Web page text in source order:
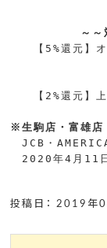
～～対象
【5%還元】オ
【2%還元】上
※生駒店・富雄店
JCB・
投稿日： 2019年